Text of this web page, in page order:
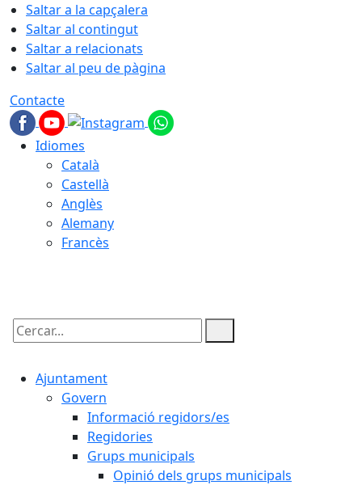
Saltar a la capçalera
Saltar al contingut
Saltar a relacionats
Saltar al peu de pàgina
Contacte
Idiomes
Català
Castellà
Anglès
Alemany
Francès
Cercar:
Ajuntament
Govern
Informació regidors/es
Regidories
Grups municipals
Opinió dels grups municipals